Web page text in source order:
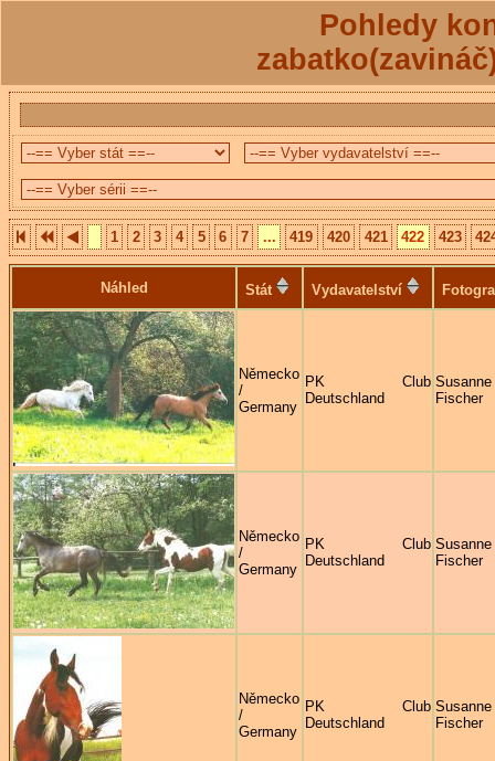
Pohledy
1 2 3 4 5 6 7 ... 419 420 421 422 423
Náhled Stát Vydavatelství
Německo
/
Germany
PK Club
Deutschland
Susanne
Fischer
Německo
/
Germany
PK Club
Deutschland
Susanne
Fischer
Německo
/
Germany
PK Club
Deutschland
Susanne
Fischer